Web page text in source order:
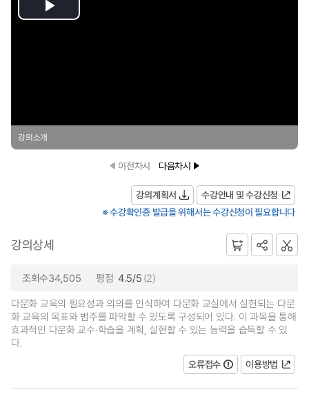
Play
강의소개
이전차시 다음차시
강의계획서
수강안내 및 수강신청
※ 수강확인증 발급을 위해서는 수강신청이 필요합니다
강의상세
조회수34,505 평점 4.5/5 (2)
다문화 교육의 필요성과 의의를 인식하여 다문화 교실에서 실현되는 다문
화 교육의 목표와 범주를 파악할 수 있도록 구성되어 있다. 이 과목을 통해
효과적인 다문화 교수·학습을 계획, 실현할 수 있는 능력을 습득할 수 있
다.
오류접수
이용방법